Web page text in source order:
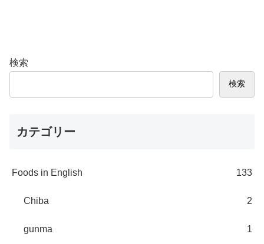
検索
検索
カテゴリー
Foods in English 133
Chiba 2
gunma 1